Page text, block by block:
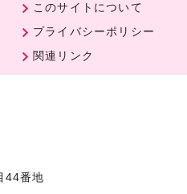
このサイトについて
プライバシーポリシー
関連リンク
44番地